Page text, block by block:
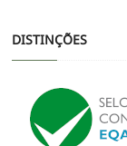
DISTINÇÕES